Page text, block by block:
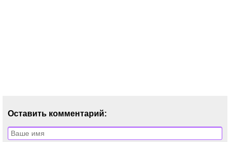
Оставить комментарий: